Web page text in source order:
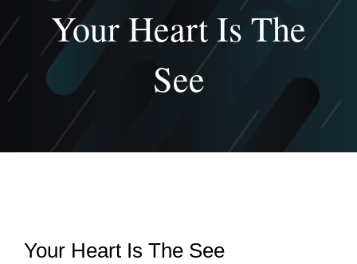
Your Heart Is The
See
Your Heart Is The See